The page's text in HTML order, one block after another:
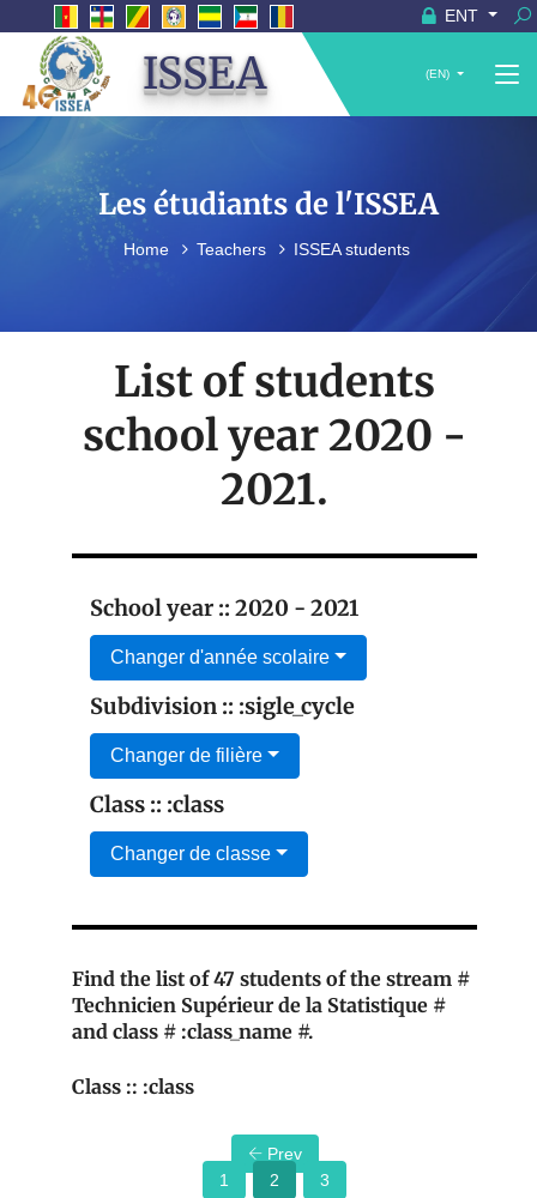
ENT
ISSEA (EN)
Les étudiants de l'ISSEA
Home Teachers ISSEA students
List of students
school year 2020 -
2021.
School year :: 2020 - 2021
Changer d'année scolaire
Subdivision :: :sigle_cycle
Changer de filière
Class :: :class
Changer de classe
Find the list of 47 students of the stream #
Technicien Supérieur de la Statistique #
and class # :class_name #.
Class :: :class
Prev
1
2 3